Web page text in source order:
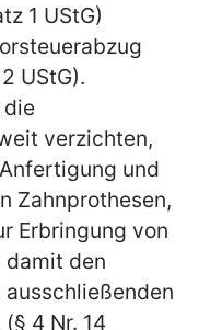
1 UStG)
UStG).
die
verzichten,
und
Zahnprothesen,
Erbringung von
den
4 Nr. 14